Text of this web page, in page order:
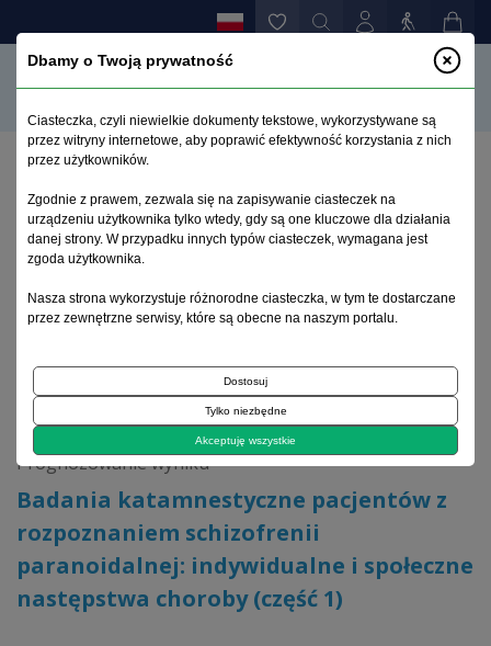
Badania katamnestyczne pacjentów z rozpoznaniem
schizofrenii paranoidalnej: indywidualne i społeczne
następstwa choroby (część 1)
Archiwum 1992–2014
2004, tom 13, suplement 3
Prognozowanie wyniku
Badania katamnestyczne pacjentów z
rozpoznaniem schizofrenii
paranoidalnej: indywidualne i społeczne
następstwa choroby (część 1)
Dbamy o Twoją prywatność
Ciasteczka, czyli niewielkie dokumenty tekstowe, wykorzystywane są
przez witryny internetowe, aby poprawić efektywność korzystania z nich
przez użytkowników.
Zgodnie z prawem, zezwala się na zapisywanie ciasteczek na
urządzeniu użytkownika tylko wtedy, gdy są one kluczowe dla działania
danej strony. W przypadku innych typów ciasteczek, wymagana jest
zgoda użytkownika.
Nasza strona wykorzystuje różnorodne ciasteczka, w tym te dostarczane
przez zewnętrzne serwisy, które są obecne na naszym portalu.
Dostosuj
Tylko niezbędne
Akceptuję wszystkie